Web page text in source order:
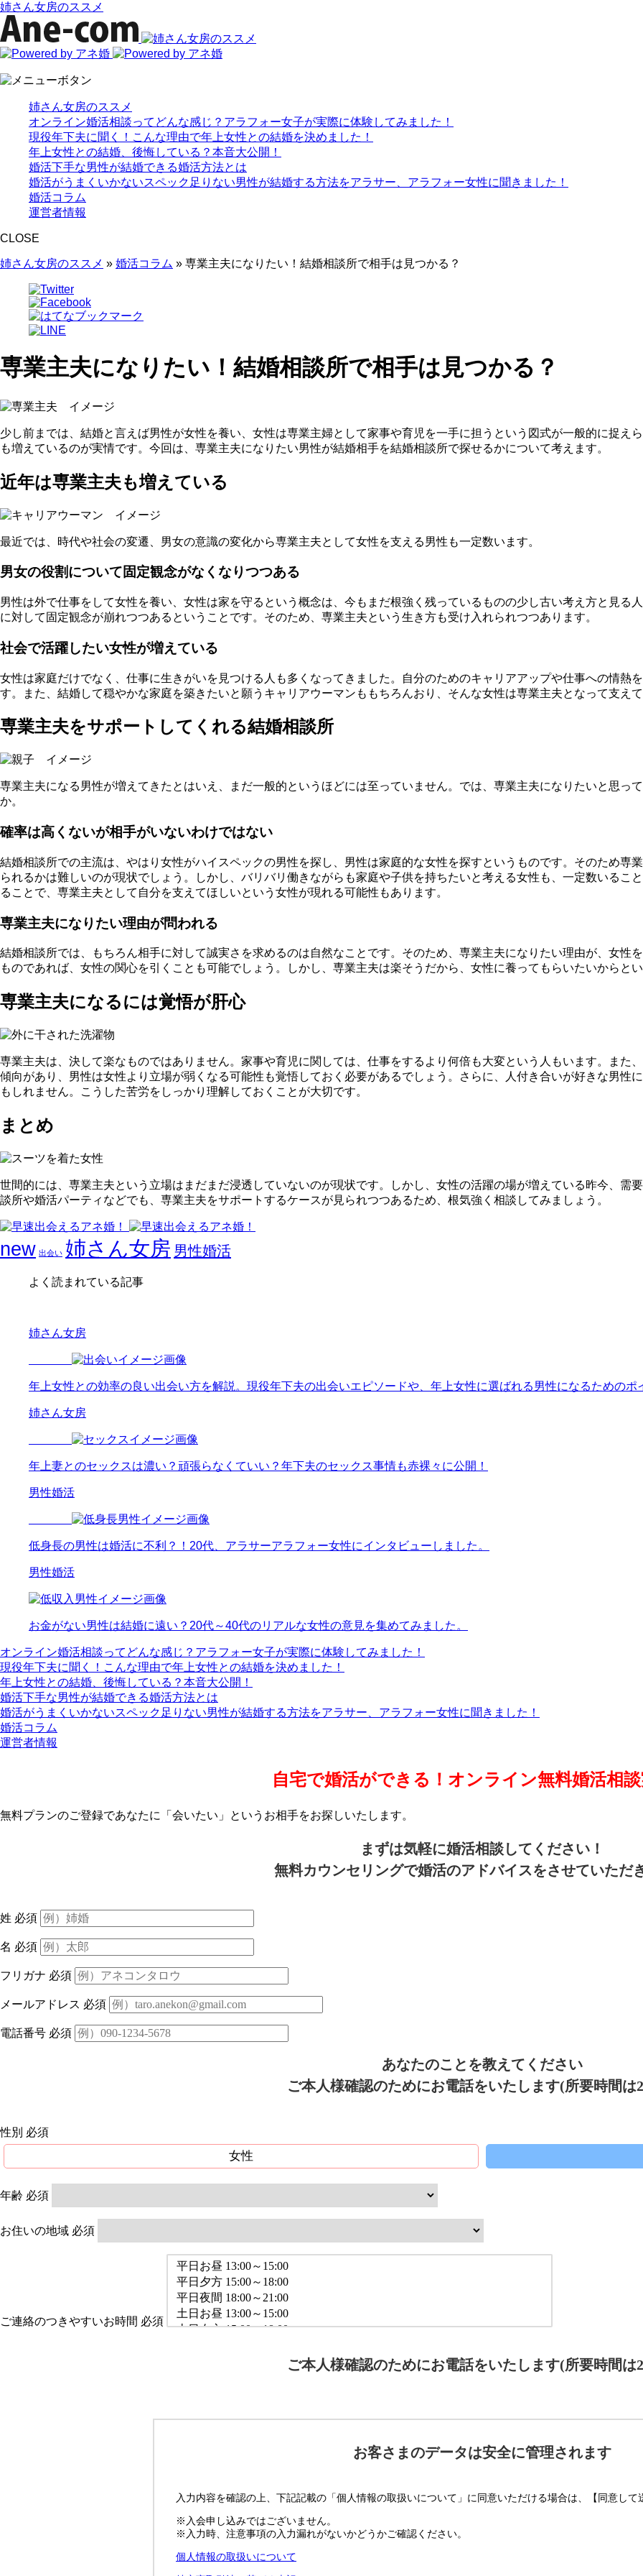
姉さん女房のススメ
姉さん女房のススメ
オンライン婚活相談ってどんな感じ？アラフォー女子が実際に体験してみました！
現役年下夫に聞く！こんな理由で年上女性との結婚を決めました！
年上女性との結婚、後悔している？本音大公開！
婚活下手な男性が結婚できる婚活方法とは
婚活がうまくいかないスペック足りない男性が結婚する方法をアラサー、アラフォー女性に聞きました！
婚活コラム
運営者情報
CLOSE
姉さん女房のススメ » 婚活コラム » 専業主夫になりたい！結婚相談所で相手は見つかる？
専業主夫になりたい！結婚相談所で相手は見つかる？
少し前までは、結婚と言えば男性が女性を養い、女性は専業主婦として家事や育児を一手に担うという図式が一般的に捉え
も増えているのが実情です。今回は、専業主夫になりたい男性が結婚相手を結婚相談所で探せるかについて考えます。
近年は専業主夫も増えている
最近では、時代や社会の変遷、男女の意識の変化から専業主夫として女性を支える男性も一定数います。
男女の役割について固定観念がなくなりつつある
男性は外で仕事をして女性を養い、女性は家を守るという概念は、今もまだ根強く残っているものの少し古い考え方と見る
に対して固定観念が崩れつつある ということです。そのため、専業主夫という生き方も受け入れられつつあります。
社会で活躍したい女性が増えている
女性は家庭だけでなく、仕事に生きがいを見つける人も多くなってきました。自分のためのキャリアアップや仕事への情熱
す。また、 結婚して穏やかな家庭を築きたいと願うキャリアウーマンももちろんおり、そんな女性は専業主夫となって支え
専業主夫をサポートしてくれる結婚相談所
専業主夫になる男性が増えてきたとはいえ、まだ一般的というほどには至っていません。では、専業主夫になりたいと思っ
か。
確率は高くないが相手がいないわけではない
結婚相談所での主流は、やはり女性がハイスペックの男性を探し、男性は家庭的な女性を探すというものです。そのため専
られるかは難しいのが現状でしょう。しかし、バリバリ働きながらも家庭や子供を持ちたいと考える女性も、一定数いること
ることで、専業主夫として自分を支えてほしいという女性が現れる可能性もあります。
専業主夫になりたい理由が問われる
結婚相談所では、もちろん相手に対して誠実さを求めるのは自然なことです。そのため、専業主夫になりたい理由が、女性
ものであれば、女性の関心を引くことも可能でしょう。しかし、 専業主夫は楽そうだから、女性に養ってもらいたいからと
専業主夫になるには覚悟が肝心
専業主夫は、決して楽なものではありません。家事や育児に関しては、仕事をするより何倍も大変という人もいます。また
傾向があり、男性は女性より立場が弱くなる可能性も覚悟しておく必要があるでしょう。さらに、人付き合いが好きな男性に
もしれません。こうした苦労をしっかり理解しておくことが大切です。
まとめ
世間的には、専業主夫という立場はまだまだ浸透していないのが現状です。しかし、 女性の活躍の場が増えている昨今、需
談所や婚活パーティなどでも、専業主夫をサポートするケースが見られつつあるため、根気強く相談してみましょう。
new 出会い 姉さん女房 男性婚活
よく読まれている記事
姉さん女房
年上女性との効率の良い出会い方を解説。現役年下夫の出会いエピソードや、年上女性に選ばれる男性になるためのポ
姉さん女房
年上妻とのセックスは濃い？頑張らなくていい？年下夫のセックス事情も赤裸々に公開！
男性婚活
低身長の男性は婚活に不利？！20代、アラサーアラフォー女性にインタビューしました。
男性婚活
お金がない男性は結婚に遠い？20代～40代のリアルな女性の意見を集めてみました。
オンライン婚活相談ってどんな感じ？アラフォー女子が実際に体験してみました！
現役年下夫に聞く！こんな理由で年上女性との結婚を決めました！
年上女性との結婚、後悔している？本音大公開！
婚活下手な男性が結婚できる婚活方法とは
婚活がうまくいかないスペック足りない男性が結婚する方法をアラサー、アラフォー女性に聞きました！
婚活コラム
運営者情報
自宅で婚活ができる！オンライン無料婚活相
無料プランのご登録であなたに「会いたい」というお相手をお探しいたします。
まずは気軽に婚活相談してください！
無料カウンセリングで婚活のアドバイスをさせていただ
姓 必須
名 必須
フリガナ 必須
メールアドレス 必須
電話番号 必須
あなたのことを教えてください
ご本人様確認のためにお電話をいたします(所要時間は
性別 必須
女性
年齢 必須
お住いの地域 必須
ご連絡のつきやすいお時間 必須
ご本人様確認のためにお電話をいたします(所要時間は
お客さまのデータは安全に管理されます
入力内容を確認の上、下記記載の「個人情報の取扱いについて」に同意いただける場合は、【同意して
※入会申し込みではございません。
※入力時、注意事項の入力漏れがないかどうかご確認ください。
個人情報の取扱いについて